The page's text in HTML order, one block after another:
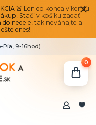
🚨 Len do konca víkendu
Stačí v košíku zadať
nedele, tak neváhajte a
dnes!
Pia, 9-16hod)
0